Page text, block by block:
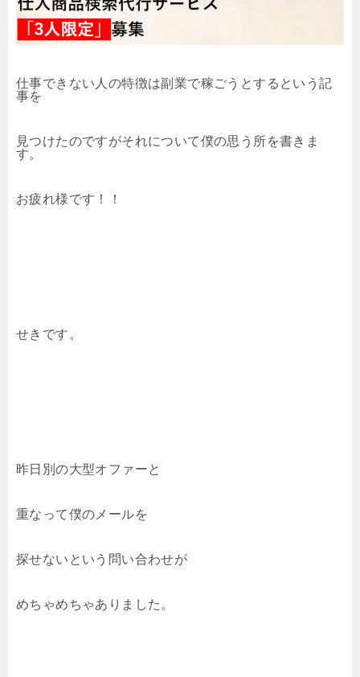
仕事できない人の特徴は副業で稼ごうとするという記
事を
見つけたのですがそれについて僕の思う所を書きま
す。
お疲れ様です！！
せきです。
昨日別の大型オファーと
重なって僕のメールを
探せないという問い合わせが
めちゃめちゃありました。